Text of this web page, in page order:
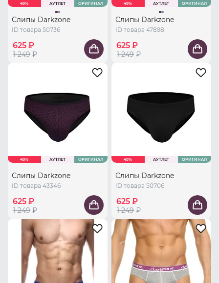
49% АУТЛЕТ ОРИГИНАЛ
Слипы Darkzone
ID товара 50736
625 ₽
1 249 ₽
49% АУТЛЕТ ОРИГИНАЛ
Слипы Darkzone
ID товара 47898
625 ₽
1 249 ₽
49% АУТЛЕТ ОРИГИНАЛ
Слипы Darkzone
ID товара 43346
625 ₽
1 249 ₽
49% АУТЛЕТ ОРИГИНАЛ
Слипы Darkzone
ID товара 50706
625 ₽
1 249 ₽